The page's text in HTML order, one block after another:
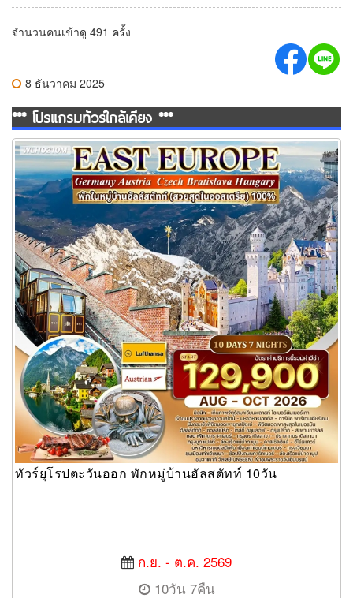
จำนวนคนเข้าดู 491 ครั้ง
8 ธันวาคม 2025
*** โปรแกรมทัวร์ใกล้เคียง ***
ทัวร์ยุโรปตะวันออก พักหมู่บ้านฮัลสตัทท์ 10วัน
ทัวร์ยุโรปตะวันออก พักหมู่บ้านฮัลสตัทท์ 10วัน
ก.ย. - ต.ค. 2569
10วัน 7คืน